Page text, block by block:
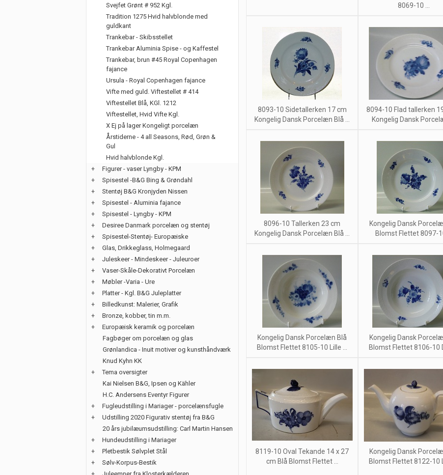
8069-10 ...
8093-10 Sidetallerken 17 cm
Kongelig Dansk Porcelæn Blå ...
8094-10 Flad tallerken
Kongelig Dansk
8096-10 Tallerken 23 cm
Kongelig Dansk Porcelæn Blå ...
Kongelig Dansk
Blomst Flettet 8097-10
Kongelig Dansk Porcelæn Blå
Blomst Flettet 8105-10 Lille ...
Kongelig Dansk
Blomst Flettet 8106-10
8119-10 Oval Tekande 14 x 27
cm Blå Blomst Flettet ...
Kongelig Dansk
Blomst Flettet 8122-10
Svejfet Grønt # 952 Kgl.
Tradition 1275 Hvid halvblonde med
guldkant
Trankebar - Skibsstellet
Trankebar Aluminia Spise - og Kaffestel
Trankebar, brun #45 Royal Copenhagen
fajance
Ursula - Royal Copenhagen fajance
Vifte med guld. Viftestellet # 414
Viftestellet Blå, KGl. 1212
Viftestellet, Hvid Vifte Kgl.
X Ej på lager Kongeligt porcelæn
Årstiderne - 4 all Seasons, Rød, Grøn &
Gul
Hvid halvblonde Kgl.
+
Figurer - vaser Lyngby - KPM
+
Spisestel -B&G Bing & Grøndahl
+
Stentøj B&G Kronjyden Nissen
+
Spisestel - Aluminia fajance
+
Spisestel - Lyngby - KPM
+
Desiree Danmark porcelæn og stentøj
+
Spisestel-Stentøj- Europæiske
+
Glas, Drikkeglass, Holmegaard
+
Juleskeer - Mindeskeer - Juleuroer
+
Vaser-Skåle-Dekorativt Porcelæn
+
Møbler -Varia - Ure
+
Platter - Kgl. B&G Juleplatter
+
Billedkunst: Malerier, Grafik
+
Bronze, kobber, tin m.m.
+
Europæisk keramik og porcelæn
Fagbøger om porcelæn og glas
Grønlandica - Inuit motiver og kunsthåndværk
Knud Kyhn KK
+
Tema oversigter
Kai Nielsen B&G, Ipsen og Kähler
H.C. Andersens Eventyr Figurer
+
Fugleudstilling i Mariager - porcelænsfugle
+
Udstilling 2020 Figurativ stentøj fra B&G
20 års jubilæumsudstilling: Carl Martin Hansen
+
Hundeudstilling i Mariager
+
Pletbestik Sølvplet Stål
+
Sølv-Korpus-Bestik